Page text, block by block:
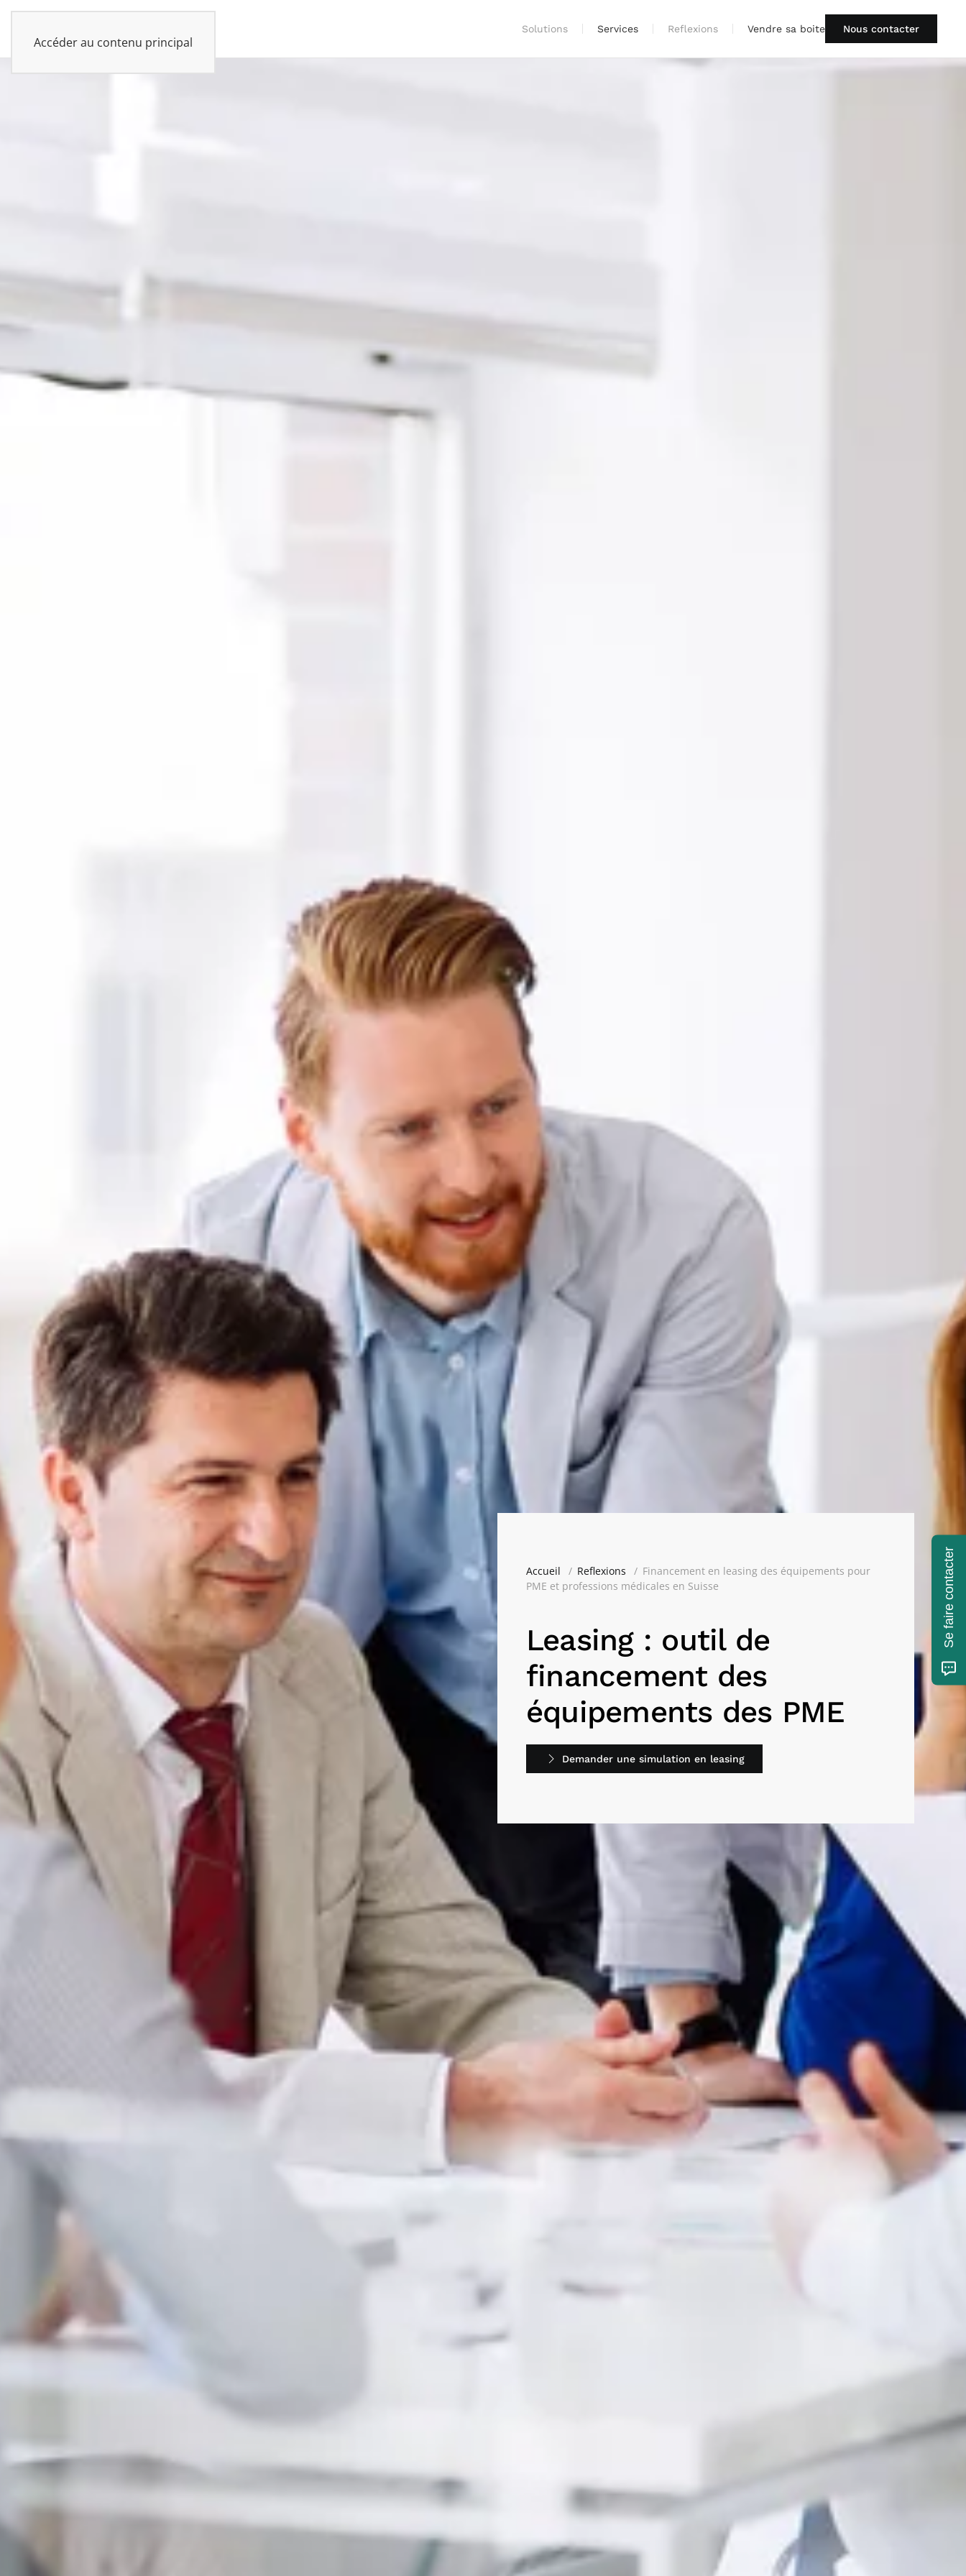
Accéder au contenu principal
Solutions Services Reflexions Vendre sa boite Nous contacter
Accueil Reflexions
Financement en leasing des équipements pour
PME et professions médicales en Suisse
Leasing : outil de
financement des
équipements des PME
Demander une simulation en leasing
Se faire contacter